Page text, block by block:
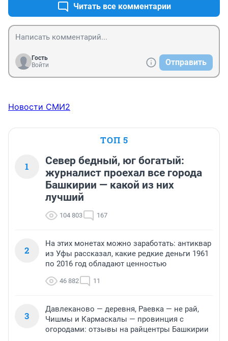
Читать все комментарии
Гость
Войти
Отправить
Новости СМИ2
ТОП 5
1
Север бедный, юг богатый:
журналист проехал все города
Башкирии — какой из них
лучший
104 803 167
2
На этих монетах можно заработать: антиквар
из Уфы рассказал, какие редкие деньги 1961
по 2016 год обладают ценностью
46 882 11
3
Давлеканово — деревня, Раевка — не рай,
Чишмы и Кармаскалы — провинция с
огородами: отзывы на райцентры Башкирии